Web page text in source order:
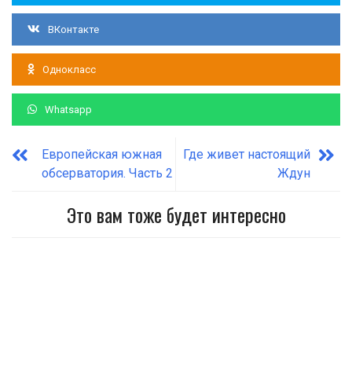
ВКонтакте
Однокласс
Whatsapp
Европейская южная
обсерватория. Часть 2
Где живет настоящий
Ждун
Это вам тоже будет интересно